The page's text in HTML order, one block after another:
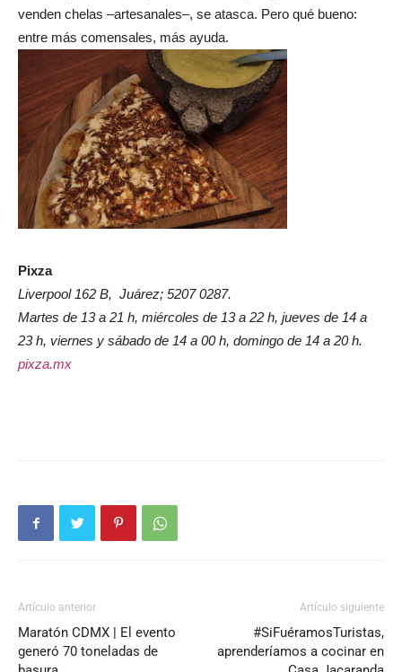
venden chelas –artesanales–, se atasca. Pero qué bueno:
entre más comensales, más ayuda.
Pixza
Liverpool 162 B, Juárez; 5207 0287.
Martes de 13 a 21 h, miércoles de 13 a 22 h, jueves de 14 a
23 h, viernes y sábado de 14 a 00 h, domingo de 14 a 20 h.
pixza.mx
Artículo anterior
Maratón CDMX | El evento
generó 70 toneladas de
Artículo siguiente
#SiFuéramosTuristas,
aprenderíamos a cocinar en